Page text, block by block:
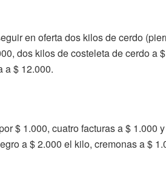
en oferta dos kilos de cerdo
dos kilos de costeleta de cerdo a
a $ 12.000.
$ 1.000, cuatro facturas a $ 1.000
a $ 2.000 el kilo, cremonas a $